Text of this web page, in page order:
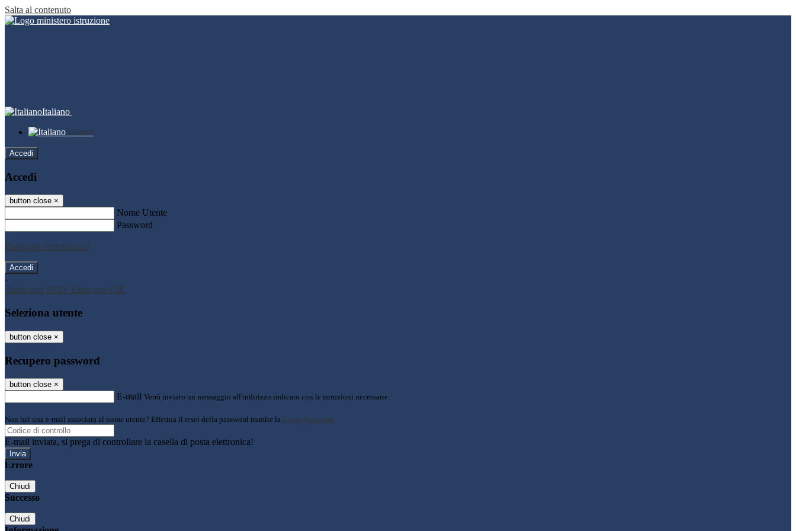
Salta al contenuto
Italiano
Italiano
Accedi
Accedi
button close ×
Nome Utente
Password
Password dimenticata?
-
Entra con SPID Entra con CIE
Seleziona utente
button close ×
Recupero password
button close ×
E-mail Verrà inviato un messaggio all'indirizzo indicato con le istruzioni necessarie.
Non hai una e-mail associata al nome utente? Effettua il reset della password tramite la Login Spaggiari
E-mail inviata, si prega di controllare la casella di posta elettronica!
Errore
Chiudi
Successo
Chiudi